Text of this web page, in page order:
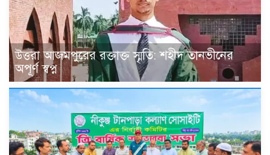
উত্তরা আজমপুরের রক্তাক্ত স্মৃতি: শহীদ তানভীনের
অপূর্ণ স্বপ্ন